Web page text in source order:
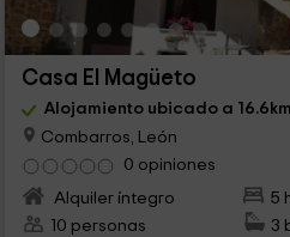
Casa El Magüeto
Alojamiento ubicado a
Combarros, León
0 opiniones
Alquiler íntegro
5
10 personas
3